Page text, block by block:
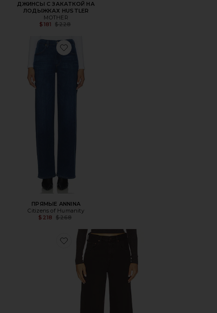
ДЖИНСЫ С ЗАКАТКОЙ НА
ЛОДЫЖКАХ HUSTLER
MOTHER
$181
Previous price:
$228
Favorite ПРЯМЫЕ ANNINA
ПРЯМЫЕ ANNINA
Citizens of Humanity
$218
Previous price:
$268
Favorite ШИРОКИЕ БРЮКИ